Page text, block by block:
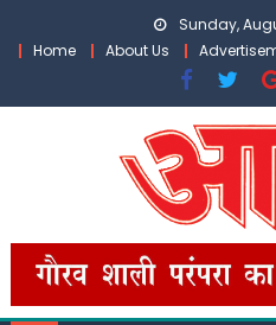
Sunday,
Home
About Us